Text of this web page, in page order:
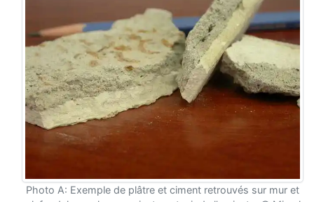
Photo A: Exemple de plâtre et ciment retrouvés sur mur et